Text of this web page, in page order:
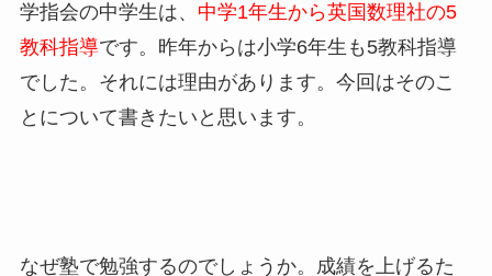
学指会の中学生は、 中学1年生から英国数理社の5
教科指導です。昨年からは小学6年生も5教科指導
でした。それには理由があります。今回はそのこ
とについて書きたいと思います。
なぜ塾で勉強するのでしょうか。成績を上げるた